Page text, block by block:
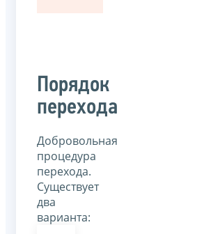
Порядок
перехода
Добровольная
процедура
перехода.
Существует
два
варианта: